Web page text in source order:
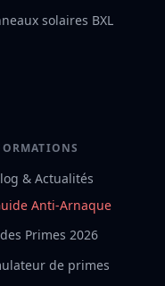
solaires BXL
& Actualités
Anti-Arnaque
Primes 2026
de primes